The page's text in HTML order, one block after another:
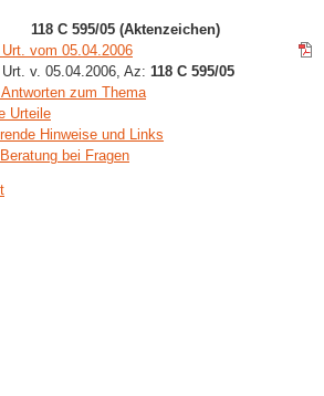
118 C 595/05 (Aktenzeichen)
vom 05.04.2006
v. 05.04.2006, Az: 118 C 595/05
zum Thema
Urteile
Hinweise und Links
bei Fragen